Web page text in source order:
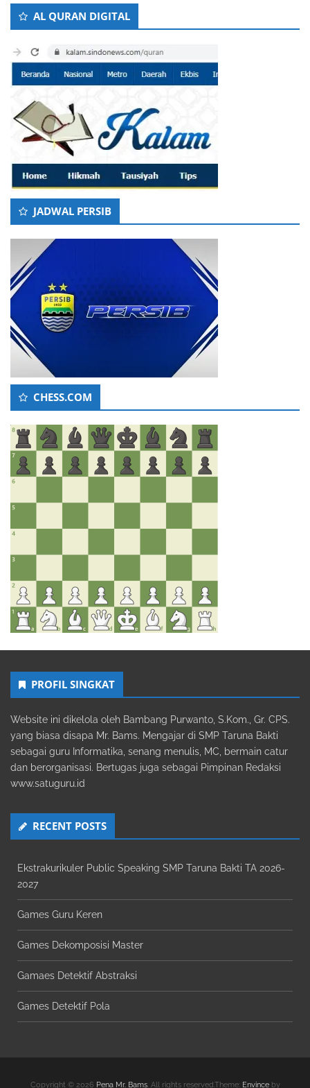
AL QURAN DIGITAL
JADWAL PERSIB
CHESS.COM
PROFIL SINGKAT
Website ini dikelola oleh Bambang Purwanto, S.Kom., Gr. CPS.
yang biasa disapa Mr. Bams. Mengajar di SMP Taruna Bakti
sebagai guru Informatika, senang menulis, MC, bermain catur
dan berorganisasi. Bertugas juga sebagai Pimpinan Redaksi
www.satuguru.id
RECENT POSTS
Ekstrakurikuler Public Speaking SMP Taruna Bakti TA 2026-
2027
Games Guru Keren
Games Dekomposisi Master
Gamaes Detektif Abstraksi
Games Detektif Pola
Copyright © 2026 Pena Mr. Bams. All rights reserved.Theme: Envinceby